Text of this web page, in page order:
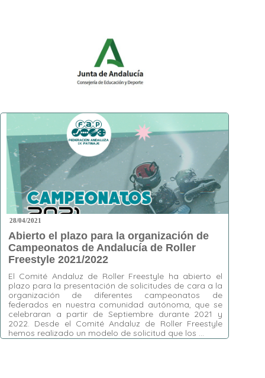
28/04/2021
Abierto el plazo para la organización de
Campeonatos de Andalucía de Roller
Freestyle 2021/2022
El Comité Andaluz de Roller Freestyle ha abierto el
plazo para la presentación de solicitudes de cara a la
organización de diferentes campeonatos de
federados en nuestra comunidad autónoma, que se
celebraran a partir de Septiembre durante 2021 y
2022. Desde el Comité Andaluz de Roller Freestyle
hemos realizado un modelo de solicitud que los …